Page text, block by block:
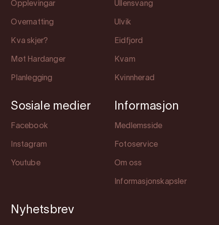
Opplevingar
Overnatting
Kva skjer?
Møt Hardanger
Planlegging
Ullensvang
Ulvik
Eidfjord
Kvam
Kvinnherad
Sosiale medier
Facebook
Instagram
Youtube
Informasjon
Medlemsside
Fotoservice
Om oss
Informasjonskapsler
Nyhetsbrev